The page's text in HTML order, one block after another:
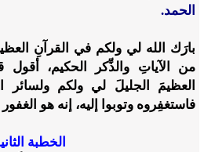
الحمد.
بارَك الله لي ولكم في القرآنِ
من الآياتِ والذِّكر الحكيم، أقول
العظيمَ الجليلَ لي ولكم
فاستغفِروه وتوبوا إليه، إنه هو
الخطبة